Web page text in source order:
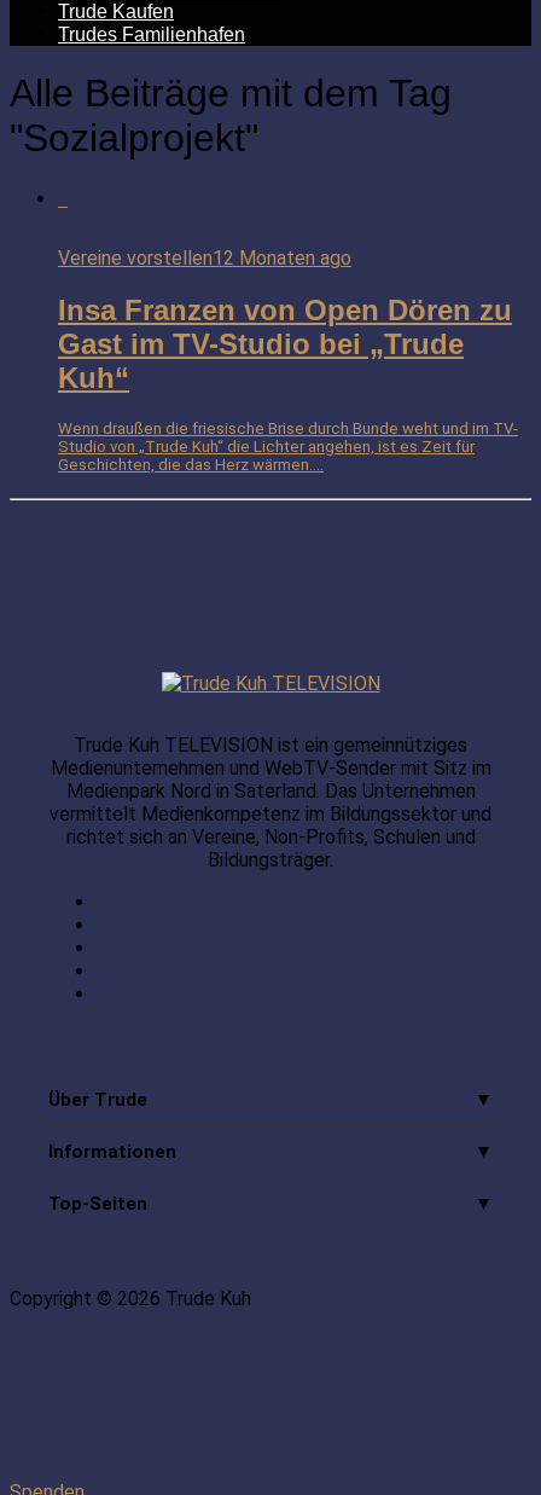
Trude Kaufen
Trudes Familienhafen
Alle Beiträge mit dem Tag
"Sozialprojekt"
Vereine vorstellen12 Monaten ago
Insa Franzen von Open Dören zu
Gast im TV-Studio bei „Trude
Kuh“
Wenn draußen die friesische Brise durch Bunde weht und im TV-
Studio von „Trude Kuh“ die Lichter angehen, ist es Zeit für
Geschichten, die das Herz wärmen....
Trude Kuh TELEVISION ist ein gemeinnütziges
Medienunternehmen und WebTV-Sender mit Sitz im
Medienpark Nord in Saterland. Das Unternehmen
vermittelt Medienkompetenz im Bildungssektor und
richtet sich an Vereine, Non-Profits, Schulen und
Bildungsträger.
Über Trude
Informationen
Top-Seiten
Copyright © 2026 Trude Kuh